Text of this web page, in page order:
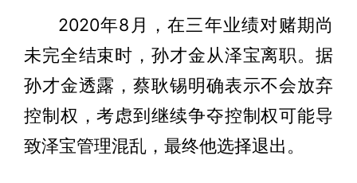
2020年8月，在三年业绩对赌期尚
未完全结束时，孙才金从泽宝离职。据
孙才金透露，蔡耿锡明确表示不会放弃
控制权，考虑到继续争夺控制权可能导
致泽宝管理混乱，最终他选择退出。